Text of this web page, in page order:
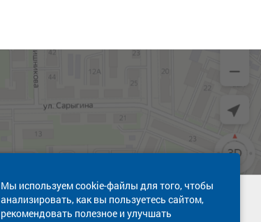
Мы используем cookie-файлы для того, чтобы
анализировать, как вы пользуетесь сайтом,
рекомендовать полезное и улучшать
Техническая поддержка сайта